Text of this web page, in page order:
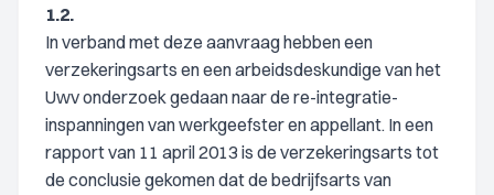
1.2.
In verband met deze aanvraag hebben een
verzekeringsarts en een arbeidsdeskundige van het
Uwv onderzoek gedaan naar de re-integratie-
inspanningen van werkgeefster en appellant. In een
rapport van 11 april 2013 is de verzekeringsarts tot
de conclusie gekomen dat de bedrijfsarts van